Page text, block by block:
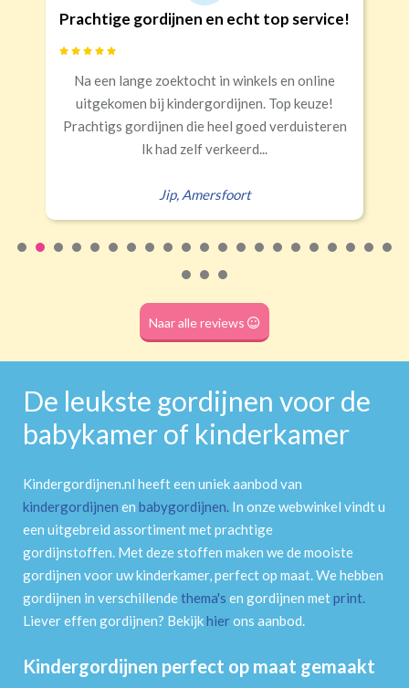
(wave plooi)
Roede
(tunnel)
(dubbele tunnel)
Half verduisterend Volledige verduisterend
€34,95 per stuk
Prachtige gordijnen en echt top service!
Na een lange zoektocht in winkels en online
uitgekomen bij kindergordijnen. Top keuze!
Prachtigs gordijnen die heel goed verduisteren
Ik had zelf verkeerd...
Amersfoort
Naar alle reviews
De leukste gordijnen voor de
babykamer of kinderkamer
Kindergordijnen.nl heeft een uniek aanbod van
kindergordijnen en babygordijnen. In onze webwinkel vindt u
een uitgebreid assortiment met prachtige
gordijnstoffen. Met deze stoffen maken we de mooiste
gordijnen voor uw kinderkamer, perfect op maat. We hebben
gordijnen in verschillendethema's en gordijnen metprint.
Liever effen gordijnen? Bekijkhierons aanbod.
Kindergordijnen perfect op maat gemaakt